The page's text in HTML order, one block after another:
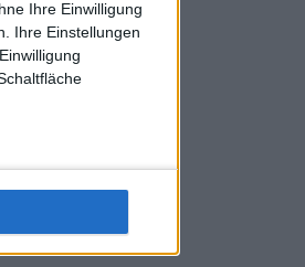
Ihre Einwilligung
Ihre Einstellungen
L-Struff wahrscheinlich morge 3 Spiele
1x Doppel) dank der hervorragenden
für F-A-A